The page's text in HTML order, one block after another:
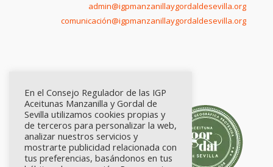
admin@igpmanzanillaygordaldesevilla.org
comunicación@igpmanzanillaygordaldesevilla.org
En el Consejo Regulador de las IGP
Aceitunas Manzanilla y Gordal de
Sevilla utilizamos cookies propias y
de terceros para personalizar la web,
analizar nuestros servicios y
mostrarte publicidad relacionada con
tus preferencias, basándonos en tus